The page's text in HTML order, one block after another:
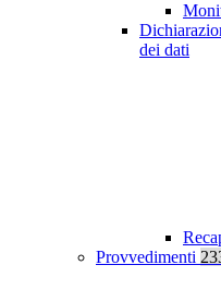
dei dati
Provvedimenti